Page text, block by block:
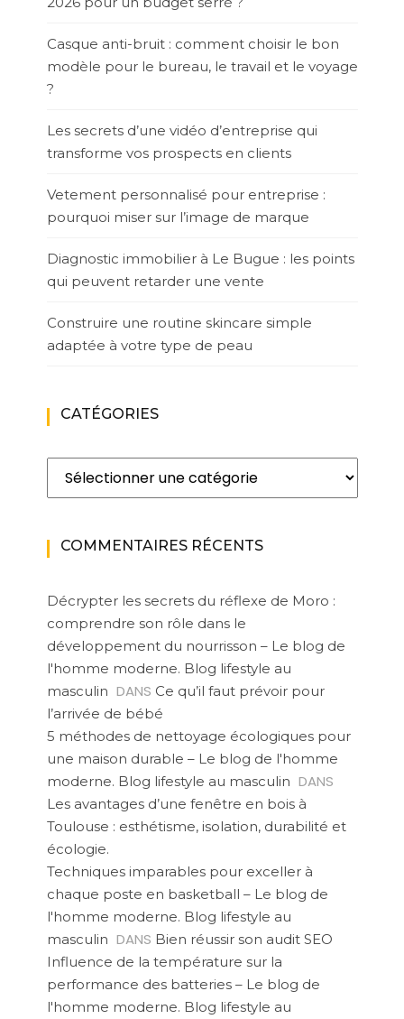
Casque anti-bruit : comment choisir le bon
modèle pour le bureau, le travail et le voyage
?
Les secrets d’une vidéo d’entreprise qui
transforme vos prospects en clients
Vetement personnalisé pour entreprise :
pourquoi miser sur l’image de marque
Diagnostic immobilier à Le Bugue : les points
qui peuvent retarder une vente
Construire une routine skincare simple
adaptée à votre type de peau
CATÉGORIES
Catégories
COMMENTAIRES RÉCENTS
Décrypter les secrets du réflexe de Moro :
comprendre son rôle dans le
développement du nourrisson – Le blog de
l'homme moderne. Blog lifestyle au
masculin DANS Ce qu’il faut prévoir pour
l’arrivée de bébé
5 méthodes de nettoyage écologiques pour
une maison durable – Le blog de l'homme
moderne. Blog lifestyle au masculin DANS
Les avantages d’une fenêtre en bois à
Toulouse : esthétisme, isolation, durabilité et
écologie.
Techniques imparables pour exceller à
chaque poste en basketball – Le blog de
l'homme moderne. Blog lifestyle au
masculin DANS Bien réussir son audit SEO
Influence de la température sur la
performance des batteries – Le blog de
l'homme moderne. Blog lifestyle au